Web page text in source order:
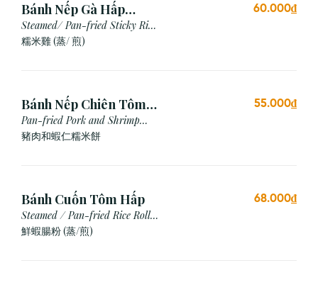
Bánh Nếp Gà Hấp
/Chiên (2 cái)
Steamed/ Pan-fried Sticky Rice
Chicken
糯米雞 (蒸/ 煎)
60.000₫
Bánh Nếp Chiên Tôm
Thịt (3 Cái)
Pan-fried Pork and Shrimp
Glutinous Rice Cake
豬肉和蝦仁糯米餅
55.000₫
Bánh Cuốn Tôm Hấp
Steamed / Pan-fried Rice Roll
with Shrimp
鮮蝦腸粉 (蒸/煎)
68.000₫